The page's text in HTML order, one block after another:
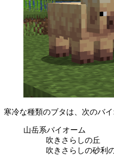
寒冷な種類のブタは、次のバ
山岳系バイオーム
吹きさらしの丘
吹きさらしの砂利